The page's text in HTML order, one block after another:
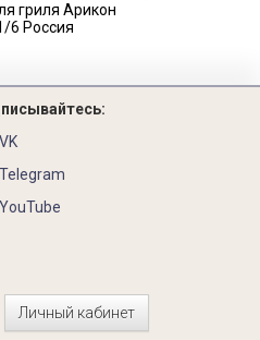
гриля Арикон
6 Россия
VK
Telegram
YouTube
Личный кабинет